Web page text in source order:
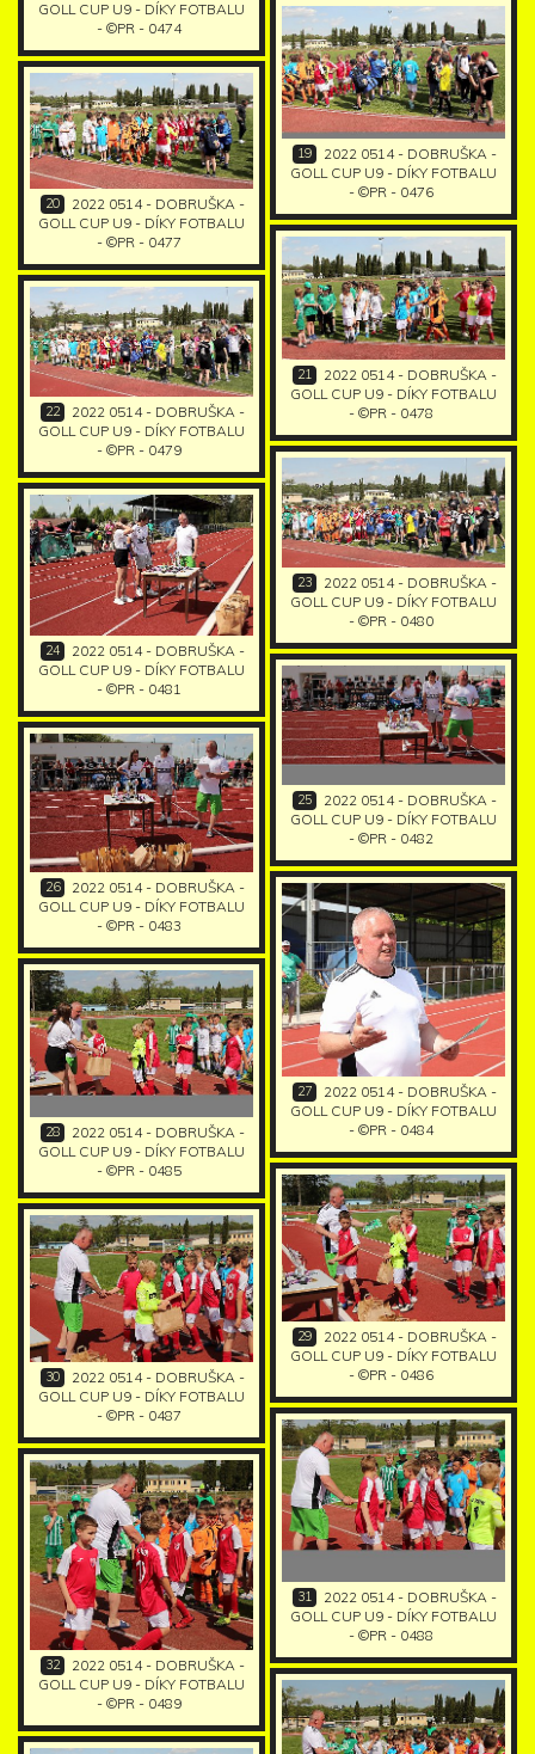
GOLL CUP U9 - DÍKY FOTBALU
- ©PR - 0474
19
2022 0514 - DOBRUŠKA -
GOLL CUP U9 - DÍKY FOTBALU
- ©PR - 0476
20
2022 0514 - DOBRUŠKA -
GOLL CUP U9 - DÍKY FOTBALU
- ©PR - 0477
21
2022 0514 - DOBRUŠKA -
GOLL CUP U9 - DÍKY FOTBALU
- ©PR - 0478
22
2022 0514 - DOBRUŠKA -
GOLL CUP U9 - DÍKY FOTBALU
- ©PR - 0479
23
2022 0514 - DOBRUŠKA -
GOLL CUP U9 - DÍKY FOTBALU
- ©PR - 0480
24
2022 0514 - DOBRUŠKA -
GOLL CUP U9 - DÍKY FOTBALU
- ©PR - 0481
25
2022 0514 - DOBRUŠKA -
GOLL CUP U9 - DÍKY FOTBALU
- ©PR - 0482
26
2022 0514 - DOBRUŠKA -
GOLL CUP U9 - DÍKY FOTBALU
- ©PR - 0483
27
2022 0514 - DOBRUŠKA -
GOLL CUP U9 - DÍKY FOTBALU
- ©PR - 0484
28
2022 0514 - DOBRUŠKA -
GOLL CUP U9 - DÍKY FOTBALU
- ©PR - 0485
29
2022 0514 - DOBRUŠKA -
GOLL CUP U9 - DÍKY FOTBALU
- ©PR - 0486
30
2022 0514 - DOBRUŠKA -
GOLL CUP U9 - DÍKY FOTBALU
- ©PR - 0487
31
2022 0514 - DOBRUŠKA -
GOLL CUP U9 - DÍKY FOTBALU
- ©PR - 0488
32
2022 0514 - DOBRUŠKA -
GOLL CUP U9 - DÍKY FOTBALU
- ©PR - 0489